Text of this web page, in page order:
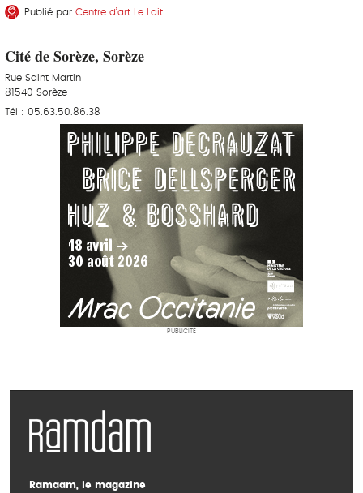
Publié par Centre d’art Le Lait
Cité de Sorèze, Sorèze
Rue Saint Martin
81540 Sorèze
Tél : 05.63.50.86.38
PUBLICITÉ
Ramdam, le magazine